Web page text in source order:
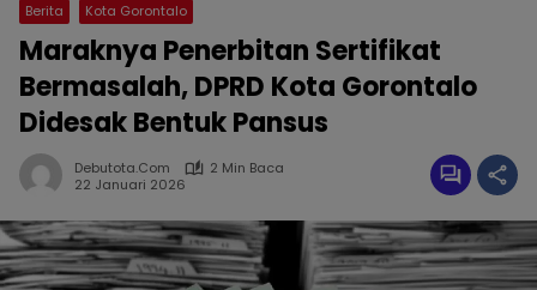
Berita Kota Gorontalo
Maraknya Penerbitan Sertifikat
Bermasalah, DPRD Kota Gorontalo
Didesak Bentuk Pansus
Debutota.com
2 Min Baca
22 Januari 2026